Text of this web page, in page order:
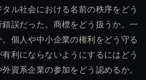
ル社会における名前の秩序をどう
誤だった。商標をどう扱うか。一
個人や中小企業の権利をどう守る
利にならないようにするにはどう
資系企業の参加をどう認めるか。